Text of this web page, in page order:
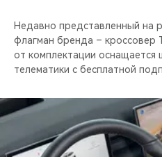
КРОССОВЕРЫ
КРЕДИТ И СТРАХОВАНИЕ
ЗАПЧАСТИ И АКСЕССУАРЫ
ПОДДЕРЖКА
CHERY CONNECT
О БРЕНДЕ
CHERY В СОЦСЕТЯХ
ЛЮДИ CHERY
БЛАГОТВОРИТЕЛЬНОСТЬ
КРЕДИТ
МЫ В СОЦСЕТЯХ
Недавно представленный на
флагман бренда – кроссовер
от комплектации оснащается
телематики с бесплатной